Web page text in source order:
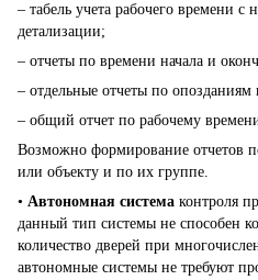
– табель учета рабочего времени с
детализации;
– отчеты по времени начала и
– отдельные отчеты по
– общий отчет по рабочему
Возможно формирование отчетов
или объекту и по их группе.
• Автономная система контроля
данный тип системы не способен
количество дверей при
автономные системы не требуют